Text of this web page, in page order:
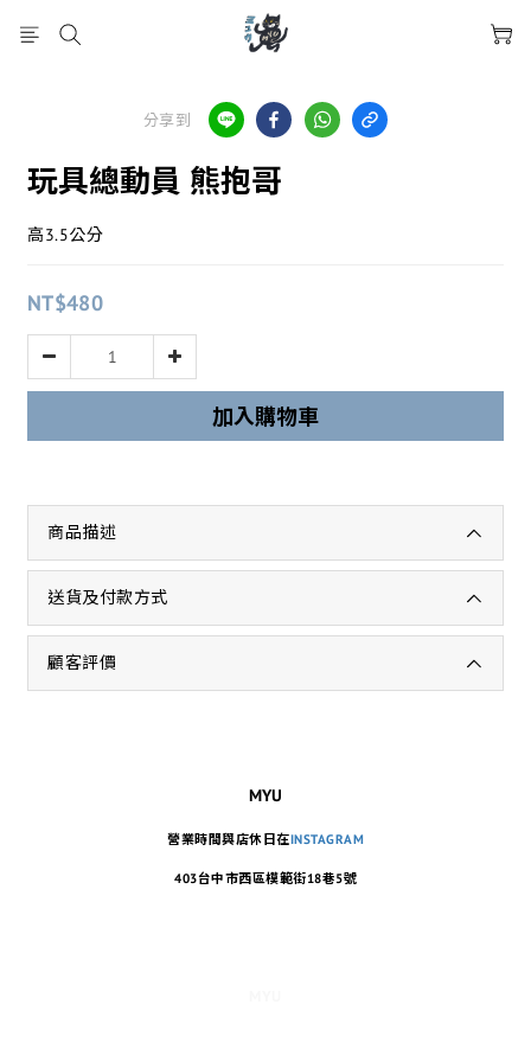
分享到
玩具總動員 熊抱哥
高3.5公分
NT$480
加入購物車
商品描述
送貨及付款方式
顧客評價
MYU
營業時間與店休日在INSTAGRAM
403台中市西區模範街18巷5號